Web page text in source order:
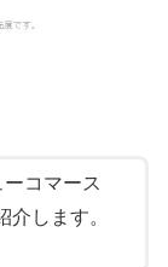
コマース
します。